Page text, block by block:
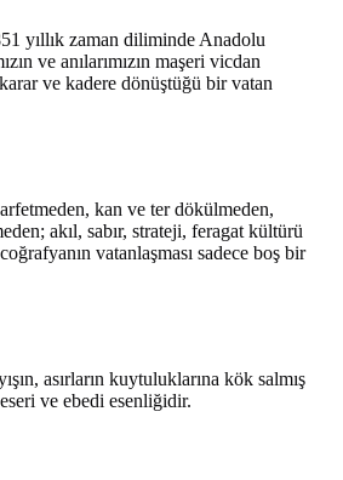
yıllık zaman diliminde Anadolu
ve anılarımızın maşeri vicdan
ve kadere dönüştüğü bir vatan
kan ve ter dökülmeden,
akıl, sabır, strateji, feragat kültürü
vatanlaşması sadece boş bir
asırların kuytuluklarına kök salmış
ve ebedi esenliğidir.